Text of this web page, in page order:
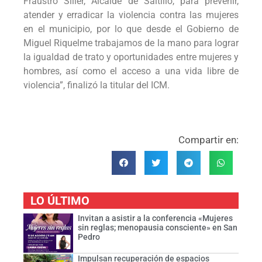
atender y erradicar la violencia contra las mujeres
en el municipio, por lo que desde el Gobierno de
Miguel Riquelme trabajamos de la mano para lograr
la igualdad de trato y oportunidades entre mujeres y
hombres, así como el acceso a una vida libre de
violencia”, finalizó la titular del ICM.
Compartir en:
LO ÚLTIMO
Invitan a asistir a la conferencia «Mujeres
sin reglas; menopausia consciente» en San
Pedro
Impulsan recuperación de espacios